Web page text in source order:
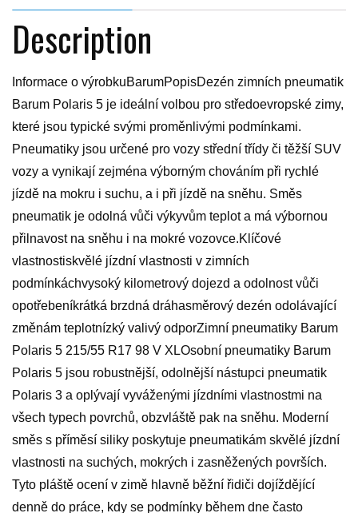
Description
Informace o výrobkuBarumPopisDezén zimních pneumatik
Barum Polaris 5 je ideální volbou pro středoevropské zimy,
které jsou typické svými proměnlivými podmínkami.
Pneumatiky jsou určené pro vozy střední třídy či těžší SUV
vozy a vynikají zejména výborným chováním při rychlé
jízdě na mokru i suchu, a i při jízdě na sněhu. Směs
pneumatik je odolná vůči výkyvům teplot a má výbornou
přilnavost na sněhu i na mokré vozovce.Klíčové
vlastnostiskvělé jízdní vlastnosti v zimních
podmínkáchvysoký kilometrový dojezd a odolnost vůči
opotřebeníkrátká brzdná dráhasměrový dezén odolávající
změnám teplotnízký valivý odporZimní pneumatiky Barum
Polaris 5 215/55 R17 98 V XLOsobní pneumatiky Barum
Polaris 5 jsou robustnější, odolnější nástupci pneumatik
Polaris 3 a oplývají vyváženými jízdními vlastnostmi na
všech typech povrchů, obzvláště pak na sněhu. Moderní
směs s příměsí siliky poskytuje pneumatikám skvělé jízdní
vlastnosti na suchých, mokrých i zasněžených površích.
Tyto pláště ocení v zimě hlavně běžní řidiči dojíždějící
denně do práce, kdy se podmínky během dne často